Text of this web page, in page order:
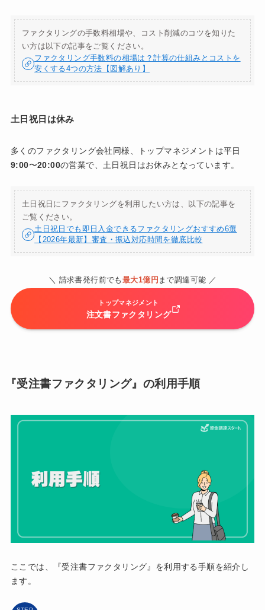
ファクタリングの手数料相場や、コスト削減のコツを知りた
い方は以下の記事をご覧ください。
ファクタリング手数料の相場は？計算の仕組みとコストを
安くする4つの方法【図解あり】
土日祝日は休み
多くのファクタリング会社同様、トップマネジメントは平日
9:00〜20:00の営業で、土日祝日はお休みとなっています。
土日祝日にファクタリングを利用したい方は、以下の記事を
ご覧ください。
土日祝日でも即日入金できるファクタリングおすすめ6選
【2026年最新】審査・振込対応時間を徹底比較
＼ 請求書発行前でも 最大1億円 まで調達可能 ／
トップマネジメント
注文書ファクタリング
『受注書ファクタリング』の利用手順
ここでは、『受注書ファクタリング』を利用する手順を紹介し
ます。